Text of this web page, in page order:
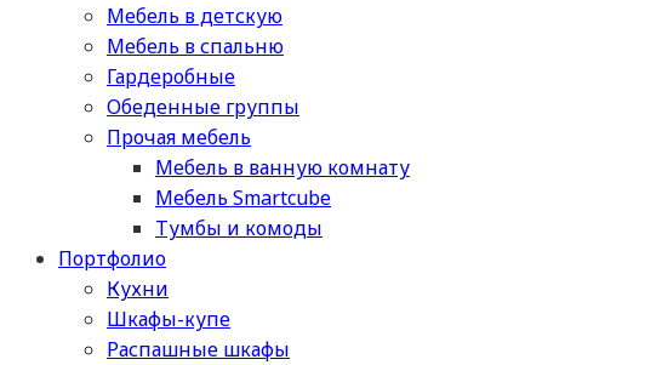
Мебель в детскую
Мебель в спальню
Гардеробные
Обеденные группы
Прочая мебель
Мебель в ванную комнату
Мебель Smartcube
Тумбы и комоды
Портфолио
Кухни
Шкафы-купе
Распашные шкафы